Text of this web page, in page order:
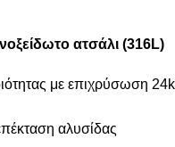
ατσάλι (316L)
με επιχρύσωση 24k
αλυσίδας